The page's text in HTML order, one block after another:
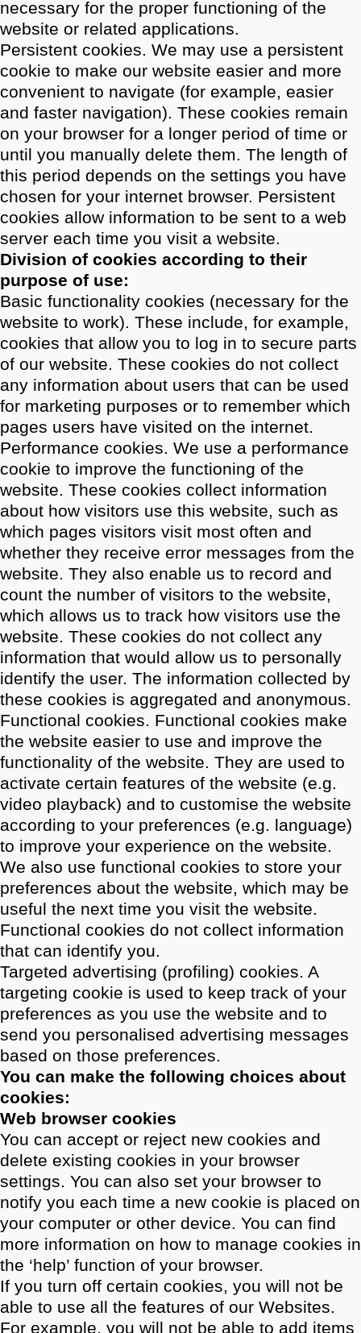
necessary for the proper functioning of the
website or related applications.
Persistent cookies. We may use a persistent
cookie to make our website easier and more
convenient to navigate (for example, easier
and faster navigation). These cookies remain
on your browser for a longer period of time or
until you manually delete them. The length of
this period depends on the settings you have
chosen for your internet browser. Persistent
cookies allow information to be sent to a web
server each time you visit a website.
Division of cookies according to their
purpose of use:
Basic functionality cookies (necessary for the
website to work). These include, for example,
cookies that allow you to log in to secure parts
of our website. These cookies do not collect
any information about users that can be used
for marketing purposes or to remember which
pages users have visited on the internet.
Performance cookies. We use a performance
cookie to improve the functioning of the
website. These cookies collect information
about how visitors use this website, such as
which pages visitors visit most often and
whether they receive error messages from the
website. They also enable us to record and
count the number of visitors to the website,
which allows us to track how visitors use the
website. These cookies do not collect any
information that would allow us to personally
identify the user. The information collected by
these cookies is aggregated and anonymous.
Functional cookies. Functional cookies make
the website easier to use and improve the
functionality of the website. They are used to
activate certain features of the website (e.g.
video playback) and to customise the website
according to your preferences (e.g. language)
to improve your experience on the website.
We also use functional cookies to store your
preferences about the website, which may be
useful the next time you visit the website.
Functional cookies do not collect information
that can identify you.
Targeted advertising (profiling) cookies. A
targeting cookie is used to keep track of your
preferences as you use the website and to
send you personalised advertising messages
based on those preferences.
You can make the following choices about
cookies:
Web browser cookies
You can accept or reject new cookies and
delete existing cookies in your browser
settings. You can also set your browser to
notify you each time a new cookie is placed on
your computer or other device. You can find
more information on how to manage cookies in
the ‘help’ function of your browser.
If you turn off certain cookies, you will not be
able to use all the features of our Websites.
For example, you will not be able to add items